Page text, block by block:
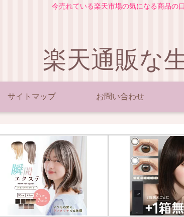
今売れている楽天市場の気になる商品の
楽天通販な
サイトマップ お問い合わせ